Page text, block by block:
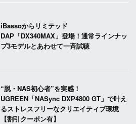
iBassoからリミテッド
DAP「DX340MAX」登場！通常ラインナッ
プ3モデルとあわせて一斉試聴
“脱・NAS初心者”を実感！
UGREEN「NASync DXP4800 GT」で叶え
るストレスフリーなクリエイティブ環境
【割引クーポン有】